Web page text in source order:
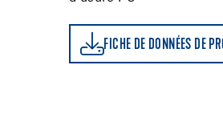
FICHE DE DONNÉES DE